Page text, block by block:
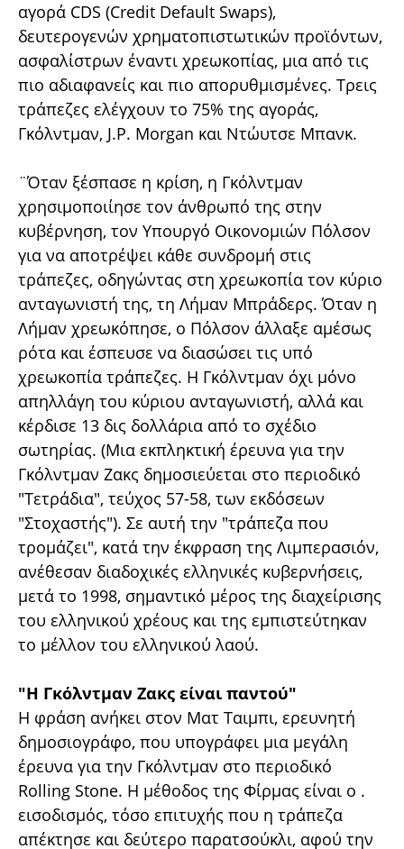
αγορά CDS (Credit Default Swaps),
δευτερογενών χρηματοπιστωτικών προϊόντων,
ασφαλίστρων έναντι χρεωκοπίας, μια από τις
πιο αδιαφανείς και πιο απορυθμισμένες. Τρεις
τράπεζες ελέγχουν το 75% της αγοράς,
Γκόλντμαν, J.P. Morgan και Ντώυτσε Μπανκ.
¨Όταν ξέσπασε η κρίση, η Γκόλντμαν
χρησιμοποιίησε τον άνθρωπό της στην
κυβέρνηση, τον Υπουργό Οικονομιών Πόλσον
για να αποτρέψει κάθε συνδρομή στις
τράπεζες, οδηγώντας στη χρεωκοπία τον κύριο
ανταγωνιστή της, τη Λήμαν Μπράδερς. Όταν η
Λήμαν χρεωκόπησε, ο Πόλσον άλλαξε αμέσως
ρότα και έσπευσε να διασώσει τις υπό
χρεωκοπία τράπεζες. Η Γκόλντμαν όχι μόνο
απηλλάγη του κύριου ανταγωνιστή, αλλά και
κέρδισε 13 δις δολλάρια από το σχέδιο
σωτηρίας. (Μια εκπληκτική έρευνα για την
Γκόλντμαν Ζακς δημοσιεύεται στο περιοδικό
"Τετράδια", τεύχος 57-58, των εκδόσεων
"Στοχαστής"). Σε αυτή την "τράπεζα που
τρομάζει", κατά την έκφραση της Λιμπερασιόν,
ανέθεσαν διαδοχικές ελληνικές κυβερνήσεις,
μετά το 1998, σημαντικό μέρος της διαχείρισης
του ελληνικού χρέους και της εμπιστεύτηκαν
το μέλλον του ελληνικού λαού.
"Η Γκόλντμαν Ζακς είναι παντού"
H φράση ανήκει στον Ματ Ταιμπι, ερευνητή
δημοσιογράφο, που υπογράφει μια μεγάλη
έρευνα για την Γκόλντμαν στο περιοδικό
Rolling Stone. H μέθοδος της Φίρμας είναι ο .
εισοδισμός, τόσο επιτυχής που η τράπεζα
απέκτησε και δεύτερο παρατσούκλι, αφού την